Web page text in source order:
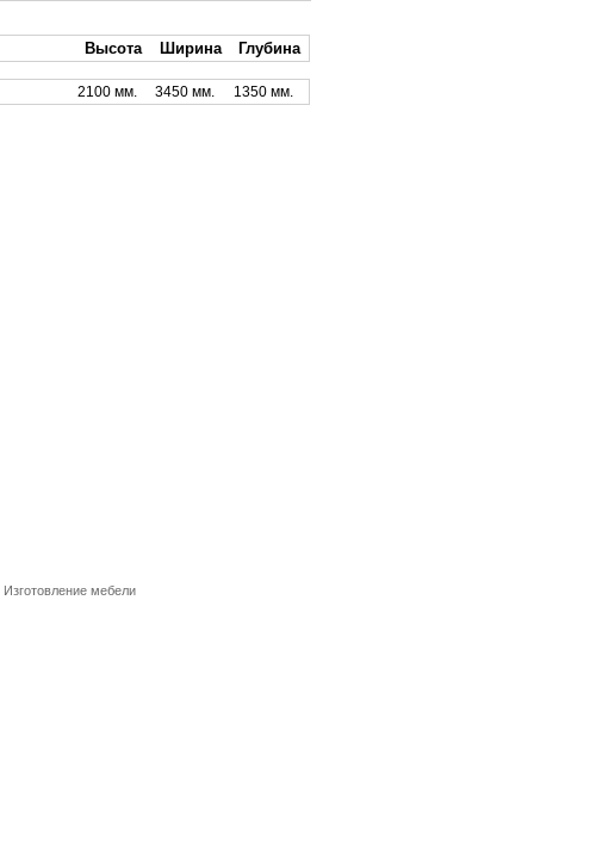
Высота Ширина Глубина
2100 мм. 3450 мм. 1350 мм.
Изготовление мебели